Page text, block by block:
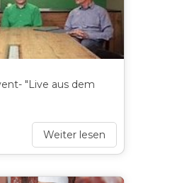
"Live aus dem
Weiter lesen